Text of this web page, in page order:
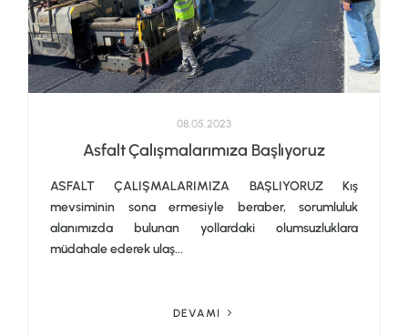
08.05.2023
Asfalt Çalışmalarımıza Başlıyoruz
ASFALT ÇALIŞMALARIMIZA BAŞLIYORUZ Kış
mevsiminin sona ermesiyle beraber, sorumluluk
alanımızda bulunan yollardaki olumsuzluklara
müdahale ederek ulaş...
DEVAMI